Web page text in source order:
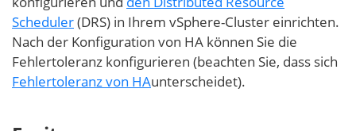
Scheduler(DRS) in Ihrem vSphere-Cluster einrichten.
Nach der Konfiguration von HA können Sie die
Fehlertoleranz konfigurieren (beachten Sie, dass sich
Fehlertoleranz von HAunterscheidet).